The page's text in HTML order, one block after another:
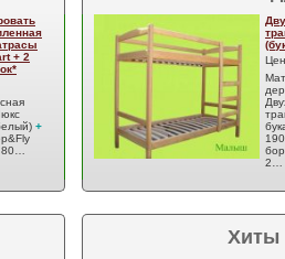
+ 2
+
2…
Хиты